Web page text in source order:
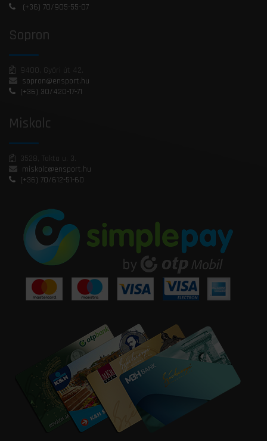
(+36) 70/905-55-07
Sopron
9400, Győri út 42.
sopron@ensport.hu
(+36) 30/420-17-71
Miskolc
3528, Takta u. 3.
miskolc@ensport.hu
(+36) 70/612-51-60